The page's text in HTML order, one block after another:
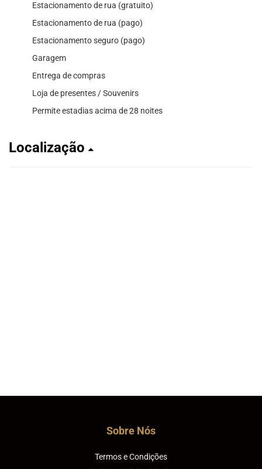
Estacionamento de rua (gratuito)
Estacionamento de rua (pago)
Estacionamento seguro (pago)
Garagem
Entrega de compras
Loja de presentes / Souvenirs
Permite estadias acima de 28 noites
Localização
Sobre Nós
Termos e Condições